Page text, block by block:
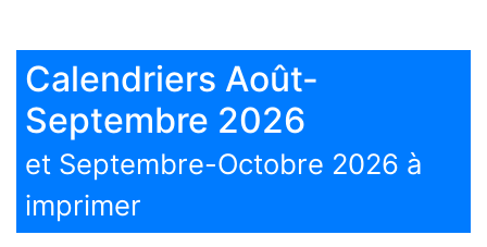
Calendriers Août-
Septembre 2026
et Septembre-Octobre 2026 à
imprimer